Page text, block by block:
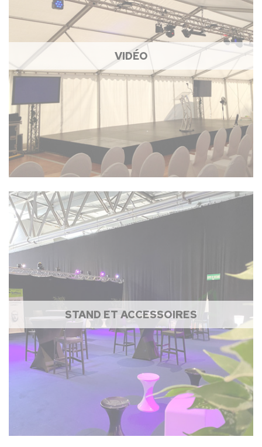
VIDÉO
STAND ET ACCESSOIRES